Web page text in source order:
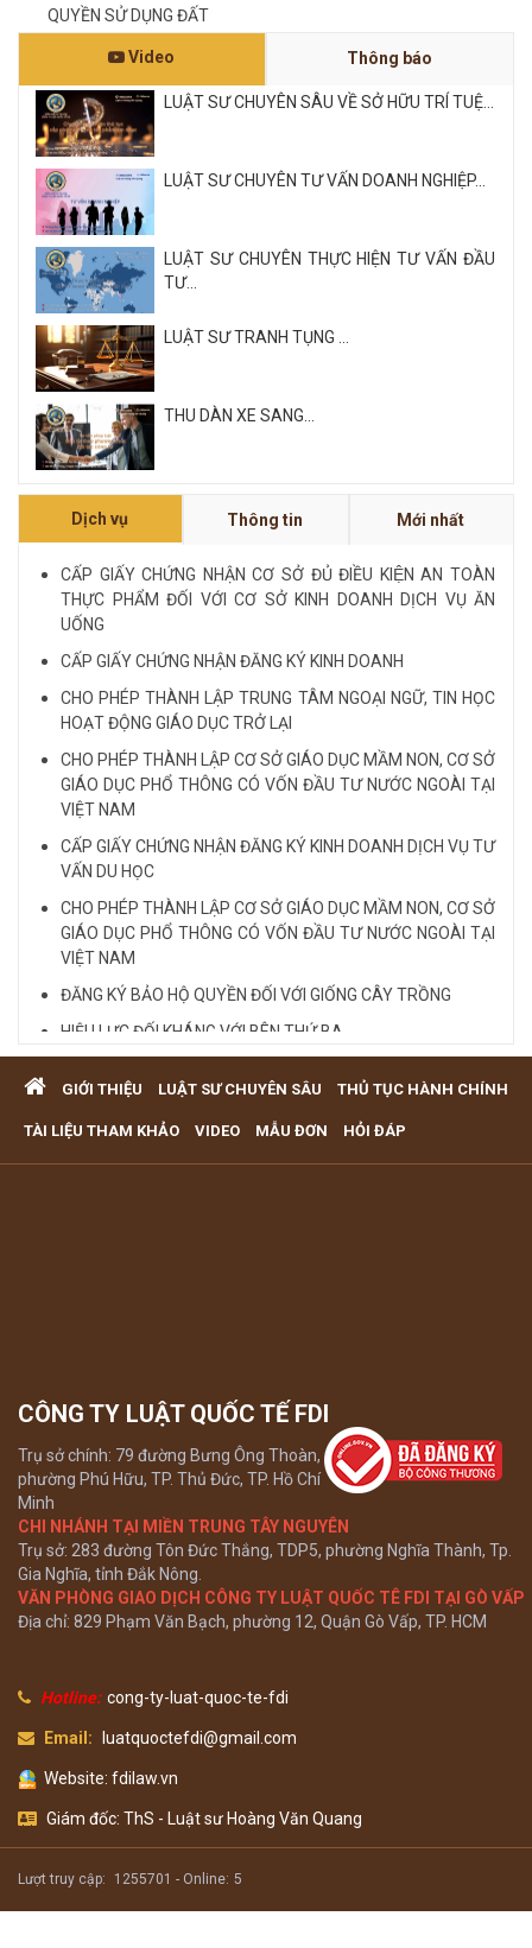
QUYỀN SỬ DỤNG ĐẤT
Video Thông báo
LUẬT SƯ CHUYÊN SÂU VỀ SỞ HỮU TRÍ TUỆ...
LUẬT SƯ CHUYÊN TƯ VẤN DOANH NGHIỆP...
LUẬT SƯ CHUYÊN THỰC HIỆN TƯ VẤN ĐẦU
TƯ...
LUẬT SƯ TRANH TỤNG ...
THU DÀN XE SANG...
NỘI QUY VÀ QUY CHẾ CÔNG TY LUẬT QUỐC
LUẬT SƯ CHUYÊN VỀ HÌNH SỰ...
Xem tất cả
Dịch vụ Thông tin Mới nhất
CẤP GIẤY CHỨNG NHẬN CƠ SỞ ĐỦ ĐIỀU KIỆN AN TOÀN
THỰC PHẨM ĐỐI VỚI CƠ SỞ KINH DOANH DỊCH VỤ ĂN
UỐNG
CẤP GIẤY CHỨNG NHẬN ĐĂNG KÝ KINH DOANH
CHO PHÉP THÀNH LẬP TRUNG TÂM NGOẠI NGỮ, TIN HỌC
HOẠT ĐỘNG GIÁO DỤC TRỞ LẠI
CHO PHÉP THÀNH LẬP CƠ SỞ GIÁO DỤC MẦM NON, CƠ SỞ
GIÁO DỤC PHỔ THÔNG CÓ VỐN ĐẦU TƯ NƯỚC NGOÀI TẠI
VIỆT NAM
CẤP GIẤY CHỨNG NHẬN ĐĂNG KÝ KINH DOANH DỊCH VỤ TƯ
VẤN DU HỌC
CHO PHÉP THÀNH LẬP CƠ SỞ GIÁO DỤC MẦM NON, CƠ SỞ
GIÁO DỤC PHỔ THÔNG CÓ VỐN ĐẦU TƯ NƯỚC NGOÀI TẠI
VIỆT NAM
ĐĂNG KÝ BẢO HỘ QUYỀN ĐỐI VỚI GIỐNG CÂY TRỒNG
HIỆU LỰC ĐỐI KHÁNG VỚI BÊN THỨ BA
với đất
VĂN PHÒNG LUẬT SƯ TƯ VẤN MIỄN PHÍ QUA ĐIỆN THOẠI
GIỚI THIỆU LUẬT SƯ CHUYÊN SÂU THỦ TỤC HÀNH CHÍNH
TÀI LIỆU THAM KHẢO VIDEO MẪU ĐƠN HỎI ĐÁP
CÔNG TY LUẬT QUỐC TẾ FDI
Trụ sở chính: 79 đường Bưng Ông Thoàn,
phường Phú Hữu, TP. Thủ Đức, TP. Hồ Chí
Minh
CHI NHÁNH TẠI MIỀN TRUNG TÂY NGUYÊN
Trụ sở: 283 đường Tôn Đức Thắng, TDP5, phường Nghĩa Thành, Tp.
Gia Nghĩa, tỉnh Đắk Nông.
VĂN PHÒNG GIAO DỊCH CÔNG TY LUẬT QUỐC TÊ FDI TẠI GÒ VẤP
Địa chỉ: 829 Phạm Văn Bạch, phường 12, Quận Gò Vấp, TP. HCM
Hotline: cong-ty-luat-quoc-te-fdi
Email: luatquoctefdi@gmail.com
Website: fdilaw.vn
Giám đốc: ThS - Luật sư Hoàng Văn Quang
Lượt truy cập: 1255701 - Online: 5